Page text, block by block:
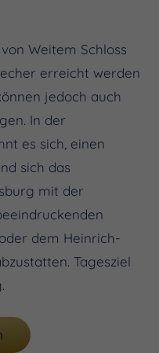
Weitem Schloss
erreicht werden
jedoch auch
In der
es sich, einen
sich das
mit der
dem Heinrich-
Tagesziel